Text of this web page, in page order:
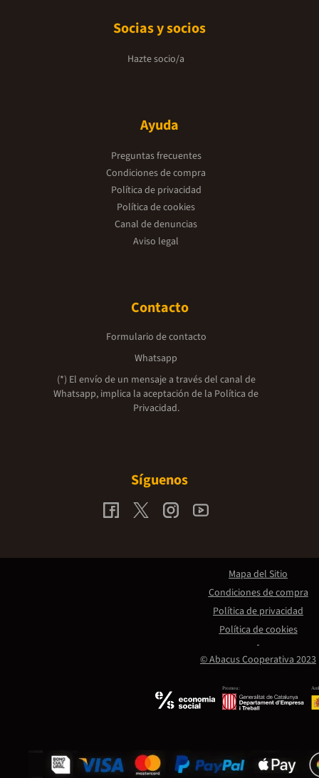
Socias y socios
Hazte socio/a
Ayuda
Preguntas frecuentes
Condiciones de compra
Política de privacidad
Política de cookies
Canal de denuncias
Aviso legal
Contacto
Formulario de contacto
Whatsapp
(*) El envío de un mensaje a través del canal de
Whatsapp, implica la aceptación de la Política de
Privacidad.
Síguenos
Promou:
© Abacus Cooperativa 2023
Mapa del Sitio
Condiciones de compra
Política de privacidad
Política de cookies